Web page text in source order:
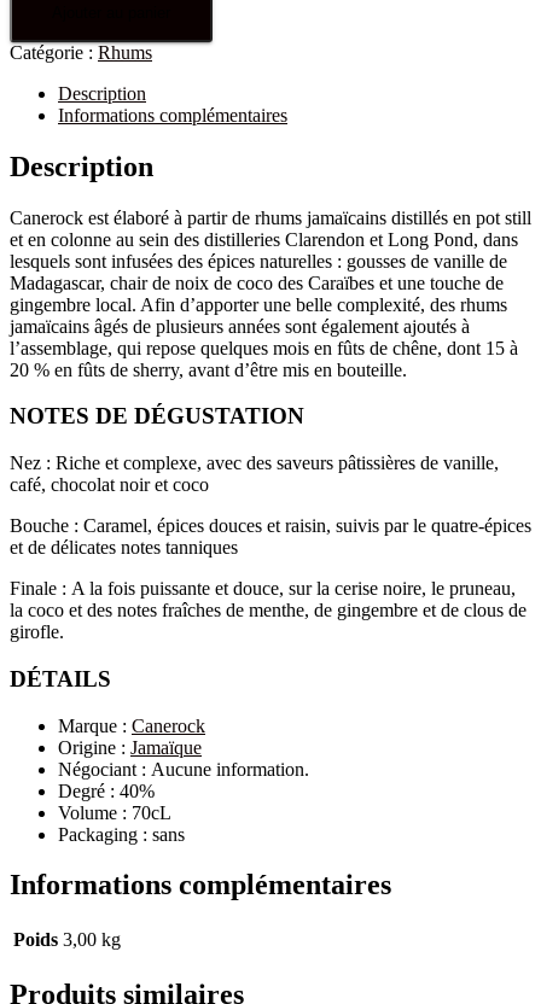
Catégorie : Rhums
Description
Informations complémentaires
Description
Canerock est élaboré à partir de rhums jamaïcains distillés en pot still
et en colonne au sein des distilleries Clarendon et Long Pond, dans
lesquels sont infusées des épices naturelles : gousses de vanille de
Madagascar, chair de noix de coco des Caraïbes et une touche de
gingembre local. Afin d’apporter une belle complexité, des rhums
jamaïcains âgés de plusieurs années sont également ajoutés à
l’assemblage, qui repose quelques mois en fûts de chêne, dont 15 à
20 % en fûts de sherry, avant d’être mis en bouteille.
NOTES DE DÉGUSTATION
Nez : Riche et complexe, avec des saveurs pâtissières de vanille,
café, chocolat noir et coco
Bouche : Caramel, épices douces et raisin, suivis par le quatre-épices
et de délicates notes tanniques
Finale : A la fois puissante et douce, sur la cerise noire, le pruneau,
la coco et des notes fraîches de menthe, de gingembre et de clous de
girofle.
DÉTAILS
Marque : Canerock
Origine : Jamaïque
Négociant : Aucune information.
Degré : 40%
Volume : 70cL
Packaging : sans
Informations complémentaires
Poids 3,00 kg
Produits similaires